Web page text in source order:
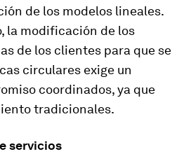
de los modelos lineales.
la modificación de los
de los clientes para que se
circulares exige un
coordinados, ya que
tradicionales.
servicios